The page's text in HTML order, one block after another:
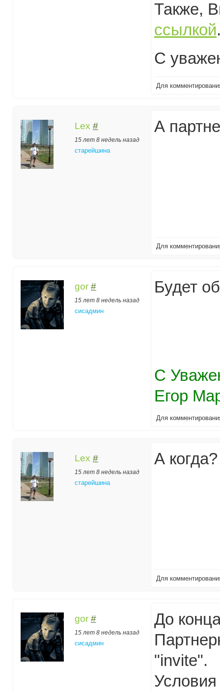
Также,
ссылкой
С
Для
Lex #
15 лет 8 недель назад
старейшина
А
Для
gor #
15 лет 8 недель назад
сисадмин
Будет
С
Егор
Для
Lex #
15 лет 8 недель назад
старейшина
А
Для
gor #
15 лет 8 недель назад
сисадмин
До
"invite".